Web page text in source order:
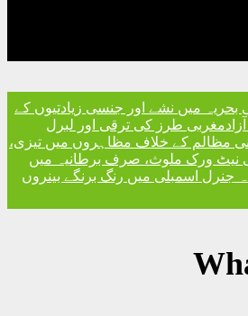
میں نشے اور جنسی زیادتیوں کے
مغربی طرز کی ترقی اور لبرل
مظالم کے خلاف مظاہروں میں تیزی،
نیٹ ورک ملوث، صرف برطانیہ میں
جنرل اسمبلی میں رنگ برنگے بینروں